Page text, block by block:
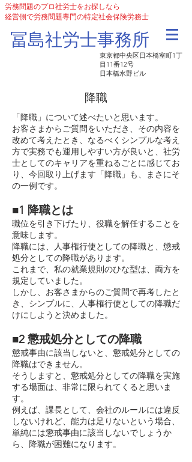
労務問題のプロ社労士をお探しなら
経営側で労務問題専門の特定社会保険労務士
​冨島社労士事務所
東京都中央区日本橋室町1丁
目11番12号
日本橋水野ビル
降職
「降職」について述べたいと思います。
お客さまからご質問をいただき、その内容を
改めて考えたとき、なるべくシンプルな考え
方で実務でも運用しやすい方が良いと、社労
士としてのキャリアを重ねるごとに感じてお
り、今回取り上げます「降職」も、まさにそ
の一例です。
■1 降職とは
職位を引き下げたり、役職を解任することを
意味します。
降職には、人事権行使としての降職と、懲戒
処分としての降職があります。
これまで、私の就業規則のひな型は、両方を
規定していました。
しかし、お客さまからのご質問で再考したと
き、シンプルに、人事権行使としての降職だ
けにしようと決めました。
■2 懲戒処分としての降職
懲戒事由に該当しないと、懲戒処分としての
降職はできません。
そうしますと、懲戒処分としての降職を実施
する場面は、非常に限られてくると思いま
す。
例えば、課長として、会社のルールには違反
しないけれど、能力は足りないという場合、
単純には懲戒事由に該当しないでしょうか
ら、降職が困難になります。